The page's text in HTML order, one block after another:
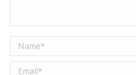
Name *
Email *